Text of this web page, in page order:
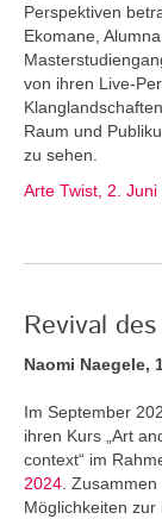
Perspektiven
Ekomane,
von ihren Live-
Raum und
zu sehen.
Arte Twist, 2. Juni
Revival
Naomi Naegele,
Im September
ihren Kurs „Art
context“ im
2024 .
Möglichkeiten